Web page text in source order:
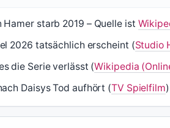
Hamer starb 2019 – Quelle ist
2026 tatsächlich erscheint (Studio
die Serie verlässt (Wikipedia
Daisys Tod aufhört (TV Spielfilm)